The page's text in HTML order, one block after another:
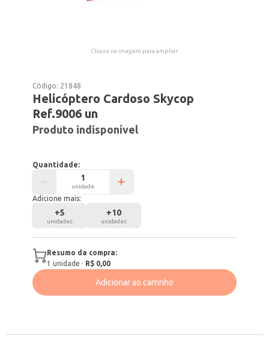
Clique na imagem para ampliar.
Código: 21848
Helicóptero Cardoso Skycop
Ref.9006 un
Produto indisponível
Quantidade:
unidade
Adicione mais:
+5
unidades
+10
unidades
Resumo da compra:
1 unidade · R$ 0,00
Adicionar ao carrinho